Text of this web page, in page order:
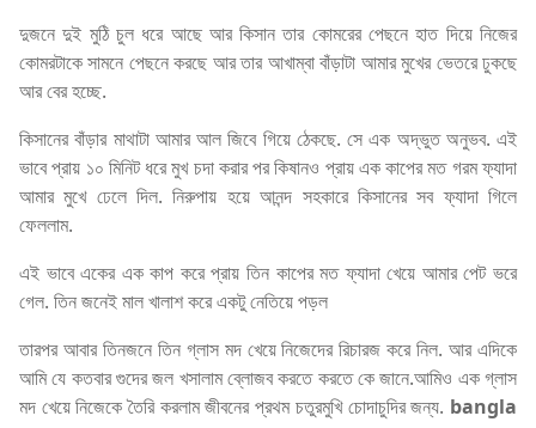
দুজনে দুই মুঠি চুল ধরে আছে আর কিসান তার কোমরের পেছনে হাত দিয়ে নিজের
কোমরটাকে সামনে পেছনে করছে আর তার আখাম্বা বাঁড়াটা আমার মুখের ভেতরে ঢুকছে
আর বের হচ্ছে.
কিসানের বাঁড়ার মাথাটা আমার আল জিবে গিয়ে ঠেকছে. সে এক অদ্ভুত অনুভব. এই
ভাবে প্রায় ১০ মিনিট ধরে মুখ চদা করার পর কিষানও প্রায় এক কাপের মত গরম ফ্যাদা
আমার মুখে ঢেলে দিল. নিরুপায় হয়ে আনন্দ সহকারে কিসানের সব ফ্যাদা গিলে
ফেললাম.
এই ভাবে একের এক কাপ করে প্রায় তিন কাপের মত ফ্যাদা খেয়ে আমার পেট ভরে
গেল. তিন জনেই মাল খালাশ করে একটু নেতিয়ে পড়ল
তারপর আবার তিনজনে তিন গ্লাস মদ খেয়ে নিজেদের রিচারজ করে নিল. আর এদিকে
আমি যে কতবার গুদের জল খসালাম ব্লোজব করতে করতে কে জানে.আমিও এক গ্লাস
মদ খেয়ে নিজেকে তৈরি করলাম জীবনের প্রথম চতুরমুখি চোদাচুদির জন্য. bangla